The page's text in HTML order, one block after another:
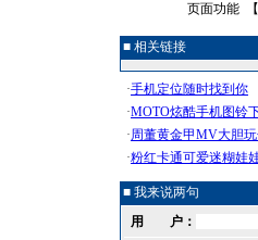
页面功能 【
■ 相关链接
■ 我来说两句
用 户：